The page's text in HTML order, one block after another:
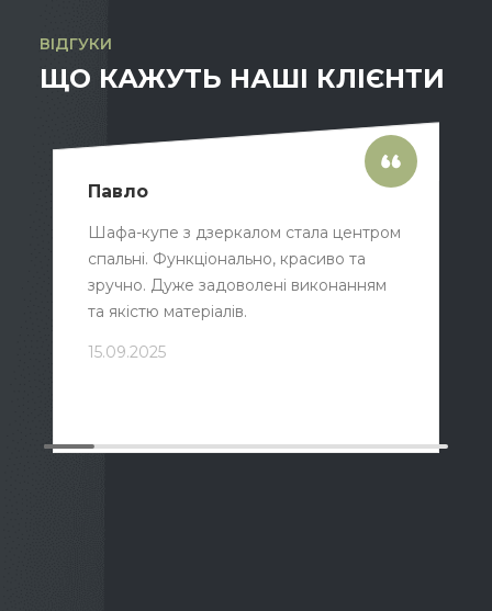
ВІДГУКИ
ЩО КАЖУТЬ НАШІ КЛІЄНТИ
Павло
Шафа-купе з дзеркалом стала центром
спальні. Функціонально, красиво та
зручно. Дуже задоволені виконанням
та якістю матеріалів.
15.09.2025